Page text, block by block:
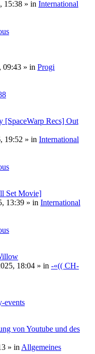
15:38 » in International
09:43 » in Progi
[SpaceWarp Recs] Out
19:52 » in International
Set Movie]
13:39 » in International
18:04 » in -«(( CH-
events
von Youtube und des
» in Allgemeines